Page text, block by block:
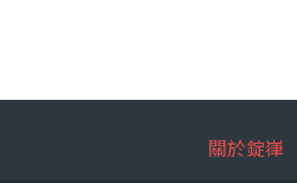
關於錠嵂